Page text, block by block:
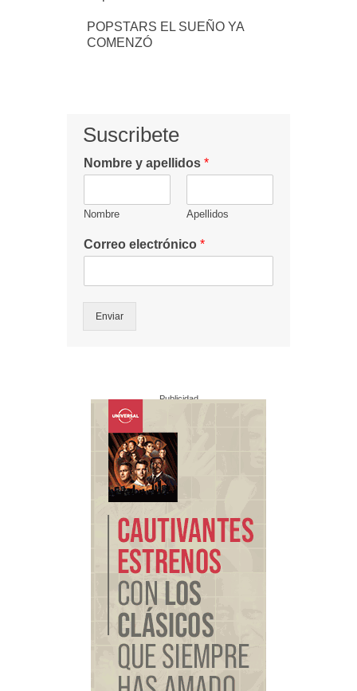
POPSTARS EL SUEÑO YA
COMENZÓ
Suscribete
Nombre y apellidos *
Nombre Apellidos
Correo electrónico *
Enviar
Publicidad